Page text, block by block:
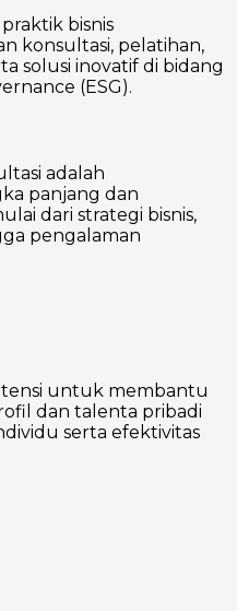
bisnis
konsultasi, pelatihan,
solusi inovatif di bidang
(ESG).
adalah
panjang dan
dari strategi bisnis,
pengalaman
untuk membantu
dan talenta pribadi
serta efektivitas